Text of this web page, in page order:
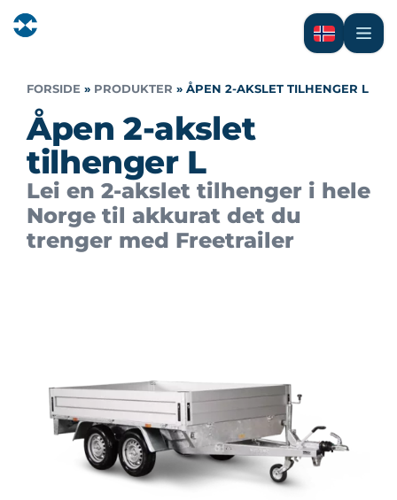
FORSIDE » PRODUKTER » ÅPEN 2-AKSLET TILHENGER L
Åpen 2-akslet
tilhenger L
Lei en 2-akslet tilhenger i hele
Norge til akkurat det du
trenger med Freetrailer